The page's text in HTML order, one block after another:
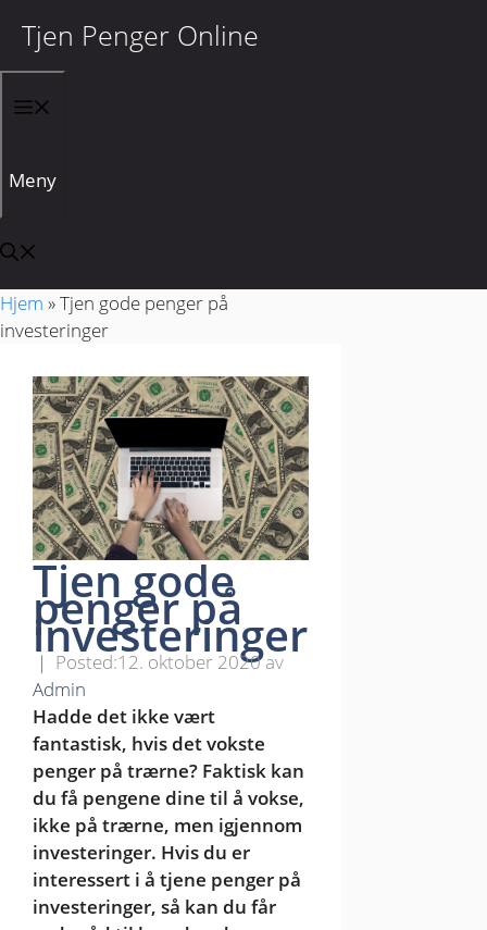
Hopp til innhold
Tjen Penger Online
Meny
Hjem »Tjen gode penger på
investeringer
Tjen gode
penger på
investeringer
12. oktober 2020 av
Admin
Hadde det ikke vært
fantastisk, hvis det vokste
penger på trærne? Faktisk kan
du få pengene dine til å vokse,
ikke på trærne, men igjennom
investeringer. Hvis du er
interessert i å tjene penger på
investeringer, så kan du får